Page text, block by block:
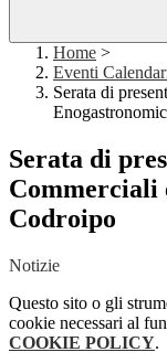
Home >
Eventi
Serata di
Serata di
Commerciali
Codroipo
Notizie
Questo sito o gli
cookie necessari al
COOKIE POLICY.